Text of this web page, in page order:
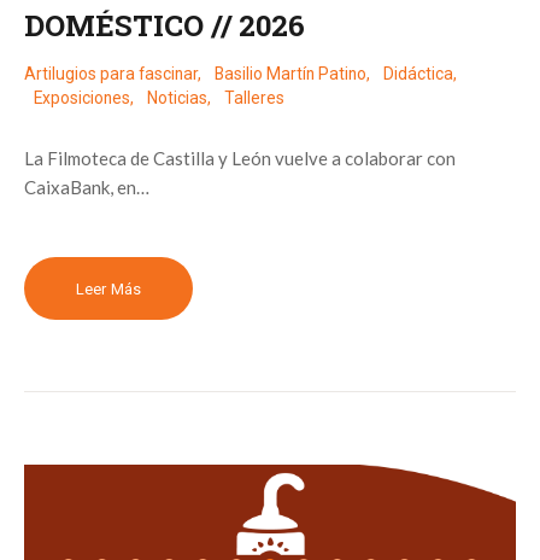
DOMÉSTICO // 2026
Artilugios para fascinar, Basilio Martín Patino, Didáctica,
Exposiciones, Noticias, Talleres
La Filmoteca de Castilla y León vuelve a colaborar con
CaixaBank, en…
Leer Más